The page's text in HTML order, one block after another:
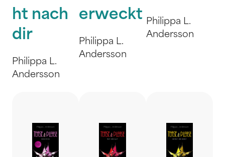
ht nach
dir
Philippa L.
Andersson
erweckt
Philippa L.
Andersson
Philippa L.
Andersson